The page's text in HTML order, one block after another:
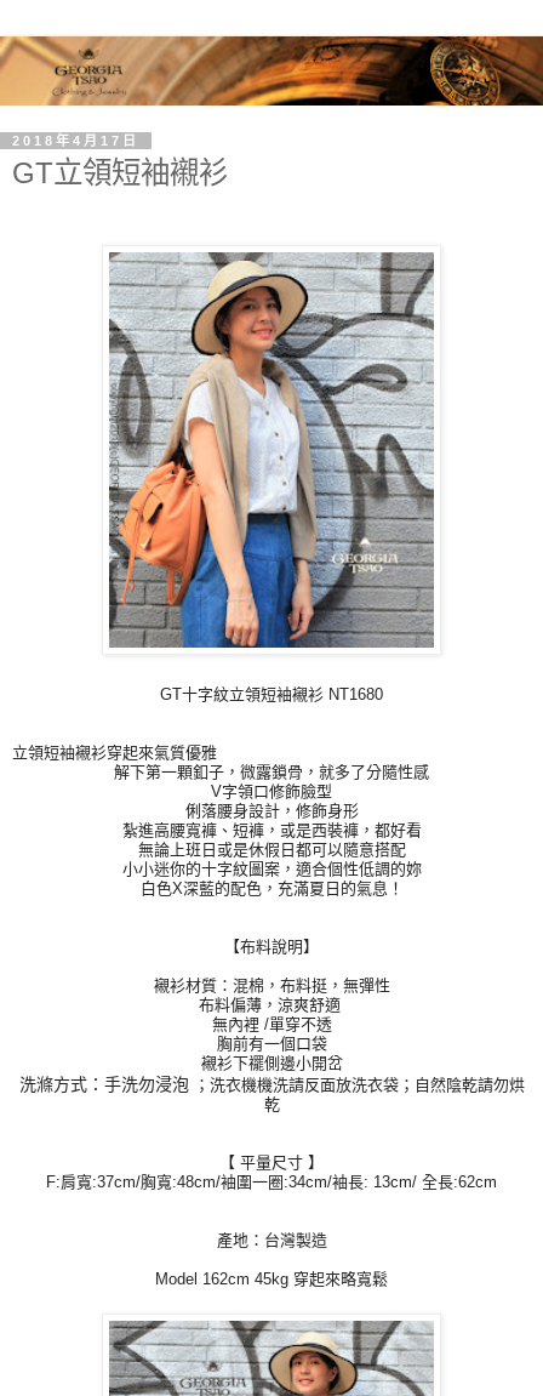
2018年4月17日
GT立領短袖襯衫
GT十字紋立領短袖襯衫 NT1680
立領短袖襯衫穿起來氣質優雅
解下第一顆釦子，微露鎖骨，就多了分隨性感
V字領口修飾臉型
俐落腰身設計，修飾身形
紮進高腰寬褲、短褲，或是西裝褲，都好看
無論上班日或是休假日都可以隨意搭配
小小迷你的十字紋圖案，適合個性低調的妳
白色X深藍的配色，充滿夏日的氣息！
【布料說明】
襯衫材質：混棉，布料挺，無彈性
布料偏薄，涼爽舒適
無內裡 /單穿不透
胸前有一個口袋
襯衫下襬側邊小開岔
洗滌方式：手洗勿浸泡 ；洗衣機機洗請反面放洗衣袋；自然陰乾請勿烘
乾
【 平量尺寸 】
F:肩寬:37cm/胸寬:48cm/袖圍一圈:34cm/袖長: 13cm/ 全長:62cm
產地：台灣製造
Model 162cm 45kg 穿起來略寬鬆